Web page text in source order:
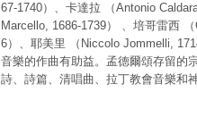
67-1740）、卡達拉 （Antonio
Marcello, 1686-1739） 、培哥雷西
6）、耶美里 （Niccolo Jommelli,
音樂的作曲有助益。孟德爾頌存留的
詩、詩篇、清唱曲、拉丁教會音樂和神